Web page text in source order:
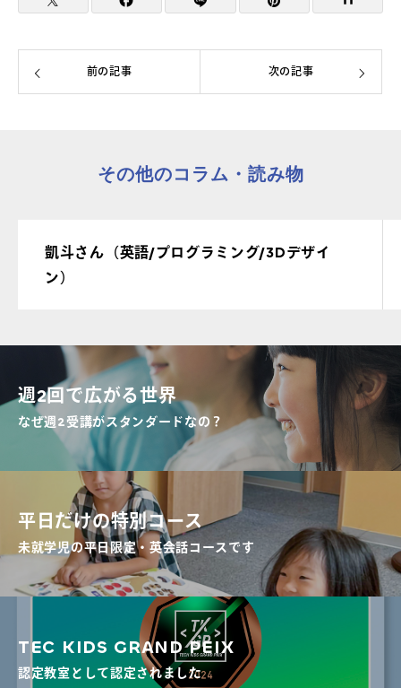
前の記事 次の記事
その他のコラム・読み物
凱斗さん（英語/プログラミング/3Dデザイ
ン）
週2回で広がる世界
なぜ週2受講がスタンダードなの？
平日だけの特別コース
未就学児の平日限定・英会話コースです
TEC KIDS GRAND PEIX
認定教室として認定されました